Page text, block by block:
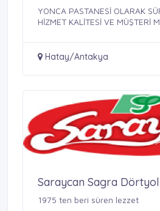
YONCA PASTANESİ OLARAK
HİZMET KALİTESİ VE MÜŞTERİ
Hatay/Antakya
Saraycan Sagra Dörtyol
1975 ten beri süren lezzet